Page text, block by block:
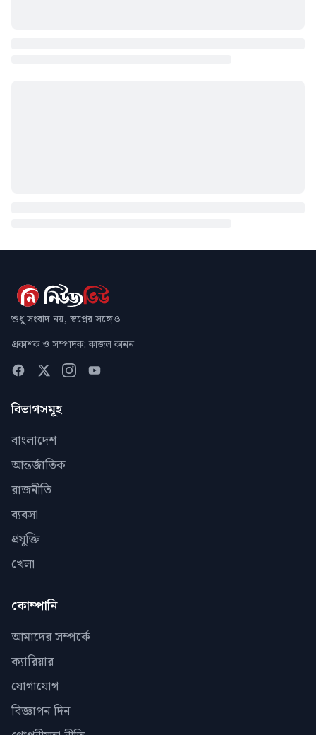
শুধু সংবাদ নয়, স্বপ্নের সঙ্গেও
প্রকাশক ও সম্পাদক: কাজল কানন
বিভাগসমূহ
বাংলাদেশ
আন্তর্জাতিক
রাজনীতি
ব্যবসা
প্রযুক্তি
খেলা
কোম্পানি
আমাদের সম্পর্কে
ক্যারিয়ার
যোগাযোগ
বিজ্ঞাপন দিন